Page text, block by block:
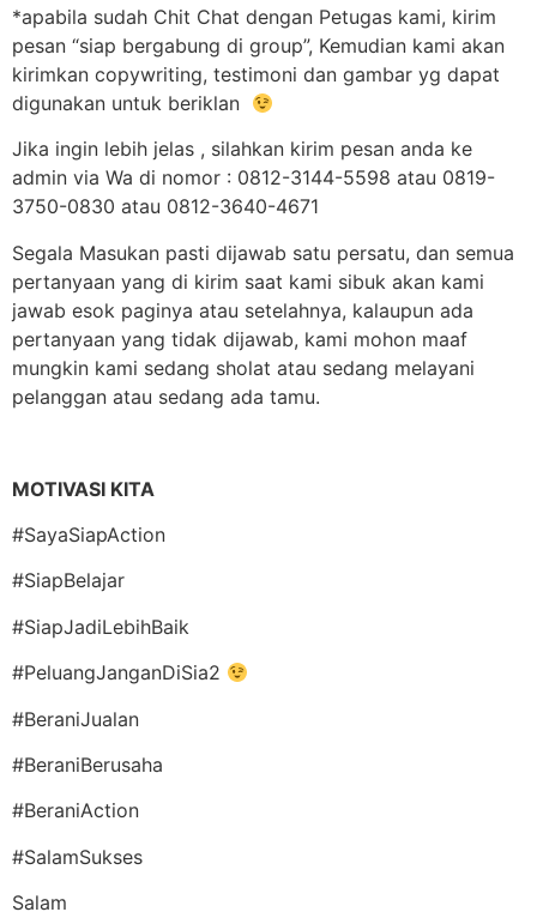
*apabila sudah Chit Chat dengan Petugas kami, kirim
pesan “siap bergabung di group”, Kemudian kami akan
kirimkan copywriting, testimoni dan gambar yg dapat
digunakan untuk beriklan
Jika ingin lebih jelas , silahkan kirim pesan anda ke
admin via Wa di nomor : 0812-3144-5598 atau 0819-
3750-0830 atau 0812-3640-4671
Segala Masukan pasti dijawab satu persatu, dan semua
pertanyaan yang di kirim saat kami sibuk akan kami
jawab esok paginya atau setelahnya, kalaupun ada
pertanyaan yang tidak dijawab, kami mohon maaf
mungkin kami sedang sholat atau sedang melayani
pelanggan atau sedang ada tamu.
MOTIVASI KITA
#SayaSiapAction
#SiapBelajar
#SiapJadiLebihBaik
#PeluangJanganDiSia2
#BeraniJualan
#BeraniBerusaha
#BeraniAction
#SalamSukses
Salam